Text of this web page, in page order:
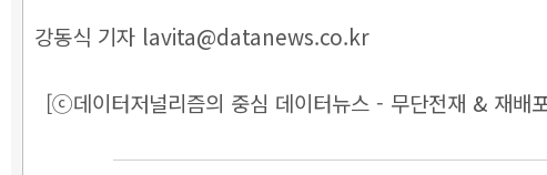
강동식 기자 lavita@datanews.co.kr
[ⓒ데이터저널리즘의 중심 데이터뉴스 - 무단전재 & 재배